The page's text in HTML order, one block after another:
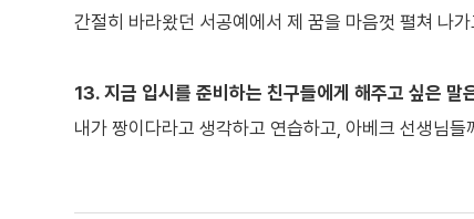
간절히 바라왔던 서공예에서 제 꿈을 마음껏 펼쳐 나
13. 지금 입시를 준비하는 친구들에게 해주고 싶은 말
내가 짱이다라고 생각하고 연습하고, 아베크 선생님